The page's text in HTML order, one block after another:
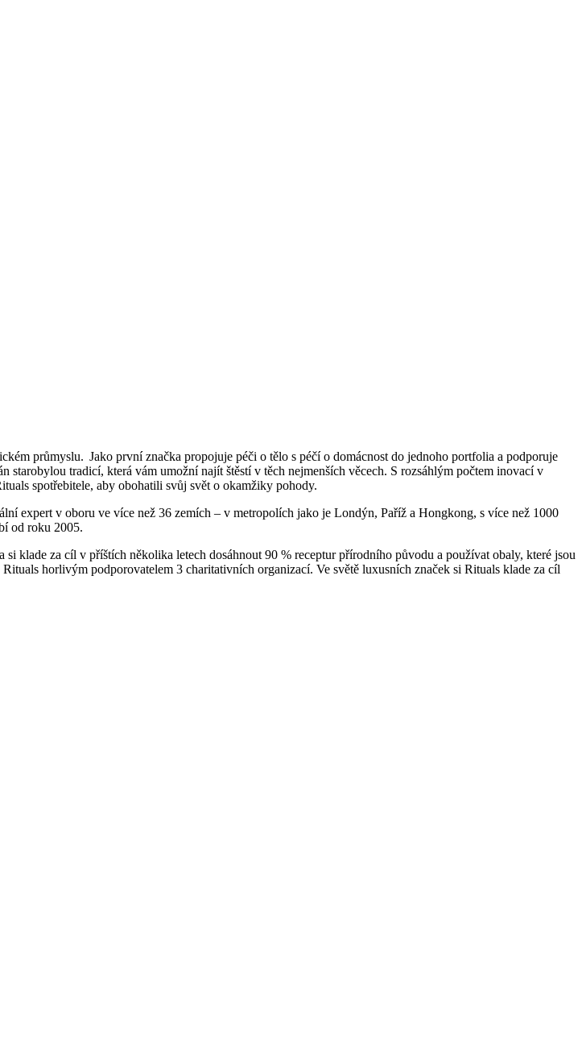
průmyslu. Jako první značka propojuje péči o tělo s péčí o domácnost do jednoho portfolia a podporuje
tradicí, která vám umožní najít štěstí v těch nejmenších věcech. S rozsáhlým počtem inovací v
spotřebitele, aby obohatili svůj svět o okamžiky pohody.
expert v oboru ve více než 36 zemích – v metropolích jako je Londýn, Paříž a Hongkong, s více než 1000
od roku 2005.
klade za cíl v příštích několika letech dosáhnout 90 % receptur přírodního původu a používat obaly, které jsou
horlivým podporovatelem 3 charitativních organizací. Ve světě luxusních značek si Rituals klade za cíl